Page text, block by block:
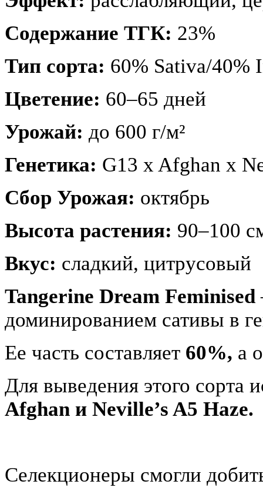
Содержание ТГК: 23%
Тип сорта: 60% Sativa/40%
Цветение: 60–65 дней
Урожай: до 600 г/м²
Генетика: G13 x Afghan x
Сбор Урожая: октябрь
Высота растения: 90–100
Вкус: сладкий, цитрусовый
Tangerine Dream Feminised
доминированием сативы в
Ее часть составляет 60%, а
Для выведения этого сорта
Afghan и Neville’s A5 Haze.
Селекционеры смогли